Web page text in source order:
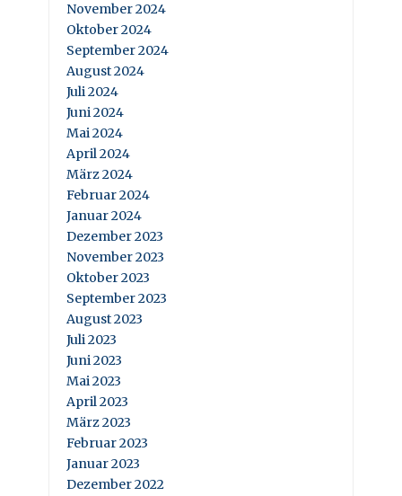
November 2024
Oktober 2024
September 2024
August 2024
Juli 2024
Juni 2024
Mai 2024
April 2024
März 2024
Februar 2024
Januar 2024
Dezember 2023
November 2023
Oktober 2023
September 2023
August 2023
Juli 2023
Juni 2023
Mai 2023
April 2023
März 2023
Februar 2023
Januar 2023
Dezember 2022